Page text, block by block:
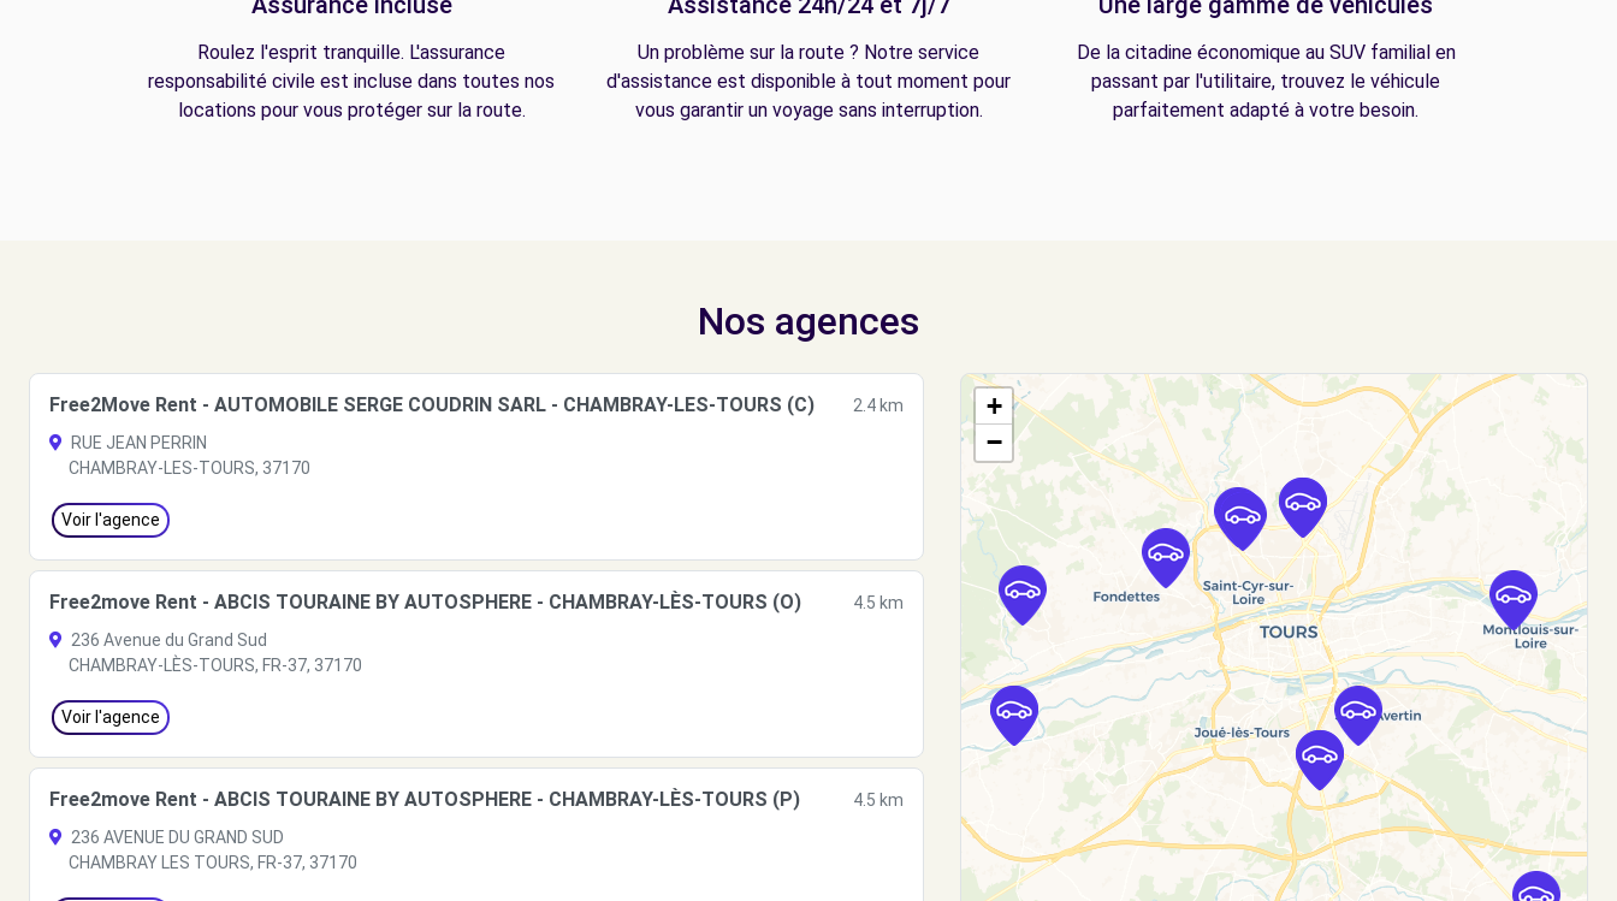
Roulez l'esprit tranquille. L'assurance
responsabilité civile est incluse dans toutes nos
locations pour vous protéger sur la route.
Un problème sur la route ? Notre service
d'assistance est disponible à tout moment pour
vous garantir un voyage sans interruption.
De la citadine économique au SUV familial en
passant par l'utilitaire, trouvez le véhicule
parfaitement adapté à votre besoin.
Nos agences
Free2Move Rent - AUTOMOBILE SERGE COUDRIN SARL - CHAMBRAY-LES-TOURS (C)
2.4 km
RUE JEAN PERRIN
CHAMBRAY-LES-TOURS, 37170
Voir l'agence
Free2move Rent - ABCIS TOURAINE BY AUTOSPHERE - CHAMBRAY-LÈS-TOURS (O)
4.5 km
236 Avenue du Grand Sud
CHAMBRAY-LÈS-TOURS, FR-37, 37170
Voir l'agence
Free2move Rent - ABCIS TOURAINE BY AUTOSPHERE - CHAMBRAY-LÈS-TOURS (P)
4.5 km
236 AVENUE DU GRAND SUD
CHAMBRAY LES TOURS, FR-37, 37170
+
−